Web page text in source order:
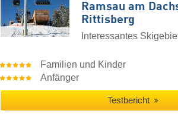
Ramsau am
Rittisberg
Interessantes
Familien und Kinder
Anfänger
Testbericht